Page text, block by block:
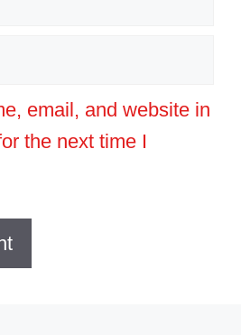
email, and website in
the next time I